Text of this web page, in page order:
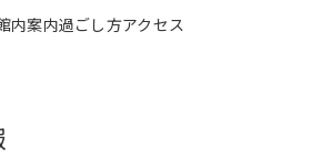
内案内過ごし方アクセス